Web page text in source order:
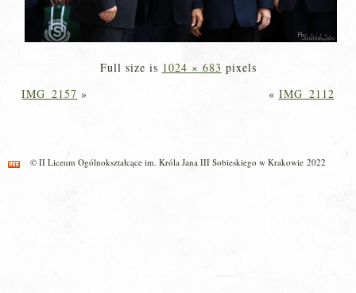
Full size is 1024 × 683 pixels
IMG_2157 » « IMG_2112
© II Liceum Ogólnokształcące im. Króla Jana III Sobieskiego w Krakowie 2022